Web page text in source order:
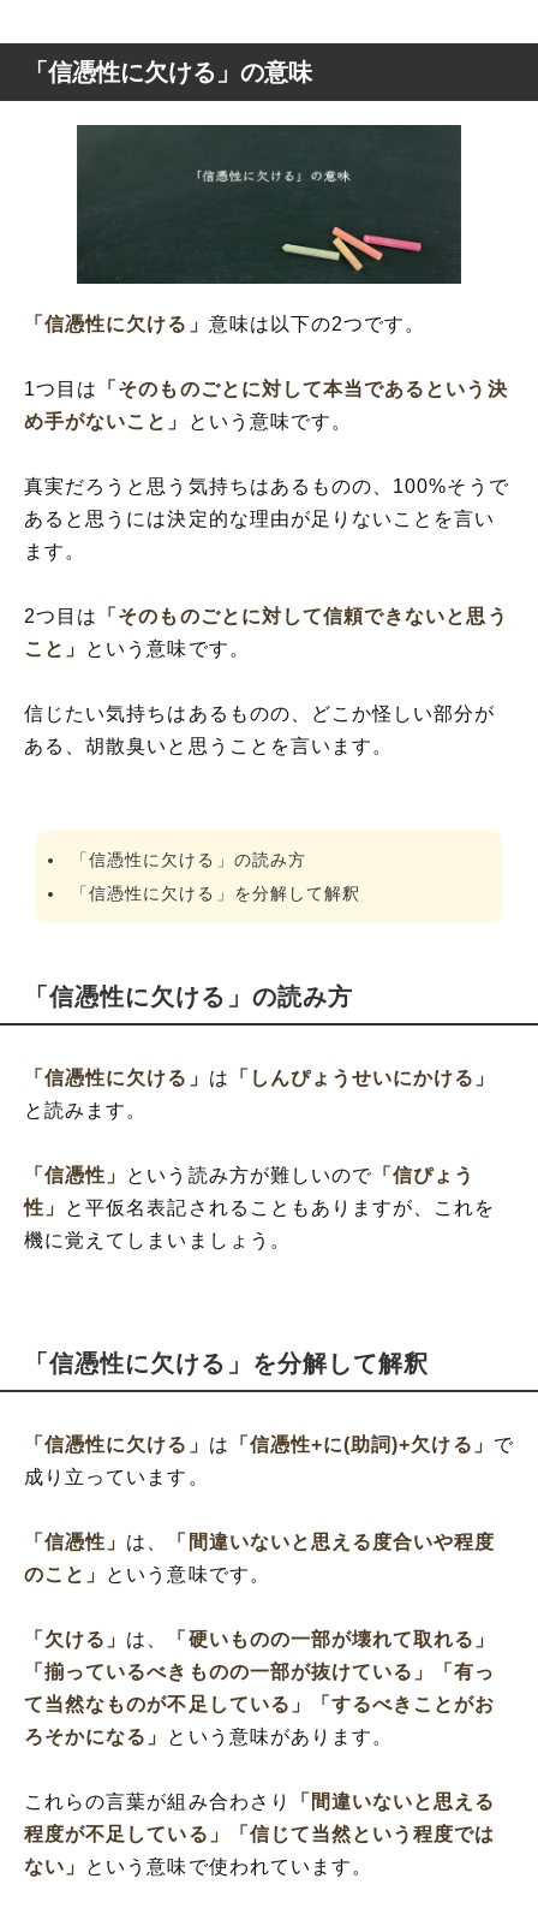
「信憑性に欠ける」の意味
「信憑性に欠ける」の類語
「信憑性に欠ける」の意味
「信憑性に欠ける」 意味は以下の2つです。
1つ目は
「そのものごとに対して本当であるという決
め手がないこと」
という意味です。
真実だろうと思う気持ちはあるものの、100%そうで
あると思うには決定的な理由が足りないことを言い
ます。
2つ目は
「そのものごとに対して信頼できないと思う
こと」
という意味です。
信じたい気持ちはあるものの、どこか怪しい部分が
ある、胡散臭いと思うことを言います。
「信憑性に欠ける」の読み方
「信憑性に欠ける」を分解して解釈
「信憑性に欠ける」の読み方
「信憑性に欠ける」 は 「しんぴょうせいにかける」
と読みます。
「信憑性」 という読み方が難しいので 「信ぴょう
性」
と平仮名表記されることもありますが、これを
機に覚えてしまいましょう。
「信憑性に欠ける」を分解して解釈
「信憑性に欠ける」 は 「信憑性+に(助詞)+欠ける」 で
成り立っています。
「信憑性」 は、
「間違いないと思える度合いや程度
のこと」
という意味です。
「欠ける」 は、
「硬いものの一部が壊れて取れる」
「揃っているべきものの一部が抜けている」
「有っ
て当然なものが不足している」
「するべきことがお
ろそかになる」 という意味があります。
これらの言葉が組み合わさり
「間違いないと思える
程度が不足している」
「信じて当然という程度では
ない」
という意味で使われています。